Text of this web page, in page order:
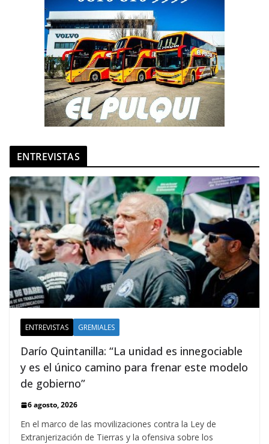
ENTREVISTAS
ENTREVISTAS GREMIALES
Darío Quintanilla: “La unidad es innegociable
y es el único camino para frenar este modelo
de gobierno”
6 agosto, 2026
En el marco de las movilizaciones contra la Ley de
Extranjerización de Tierras y la ofensiva sobre los